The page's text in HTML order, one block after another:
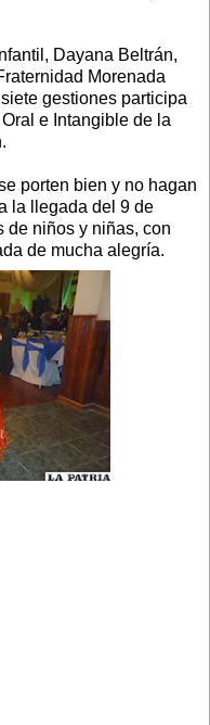
Dayana Beltrán,
Morenada
gestiones participa
e Intangible de la
porten bien y no hagan
la llegada del 9 de
de niños y niñas, con
de mucha alegría.